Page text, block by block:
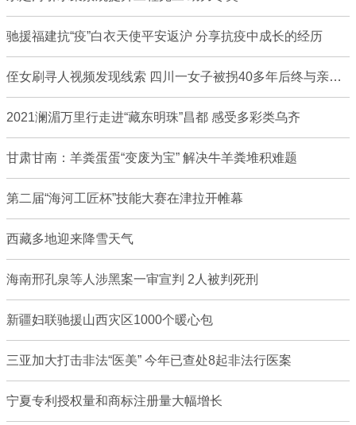
驰援福建抗“疫”白衣天使平安返沪 分享抗疫中成长的经历
侄女刷寻人视频发现线索 四川一女子被拐40多年后终与亲人团聚
2021澜湄万里行走进“藏东明珠”昌都 感受多彩类乌齐
甘肃甘南：羊粪蛋蛋“变废为宝” 解决牛羊粪堆积难题
第二届“海河工匠杯”技能大赛在津拉开帷幕
西藏多地迎来降雪天气
海南邢孔泉等人涉黑案一审宣判 2人被判死刑
新疆妇联驰援山西灾区1000个暖心包
三亚加大打击非法“医美” 今年已查处8起非法行医案
宁夏专利授权量和商标注册量大幅增长